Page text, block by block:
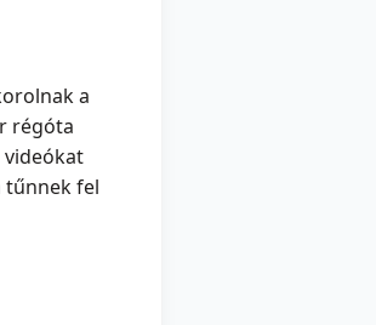
a
régóta
videókat
tűnnek fel